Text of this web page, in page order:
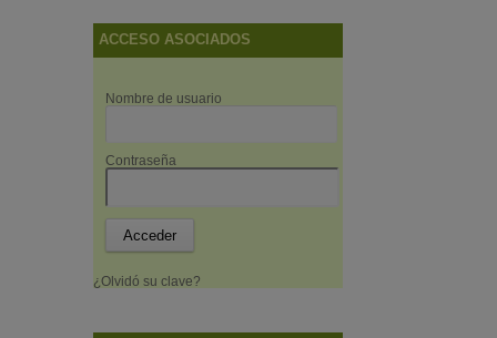
ACCESO ASOCIADOS
Nombre de usuario
Contraseña
¿Olvidó su clave?